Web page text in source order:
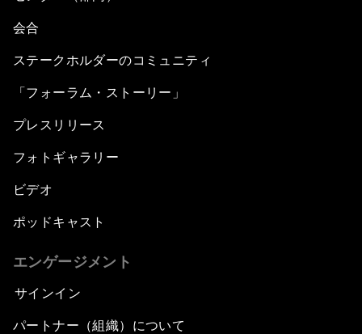
会合
ステークホルダーのコミュニティ
「フォーラム・ストーリー」
プレスリリース
フォトギャラリー
ビデオ
ポッドキャスト
エンゲージメント
サインイン
パートナー（組織）について